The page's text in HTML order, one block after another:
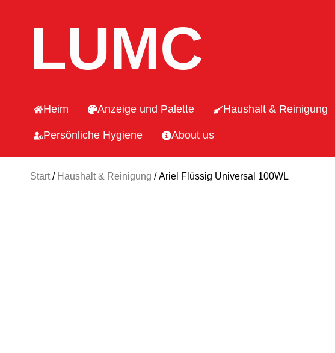
LUMC
Heim Anzeige und Palette Haushalt & Reinigung
Persönliche Hygiene About us
Start/ Haushalt & Reinigung / Ariel Flüssig Universal 100WL